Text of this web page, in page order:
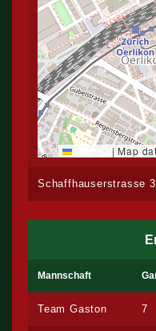
Leaflet | Map
Schaffhauserstrasse
Mannschaft
Team Gaston 7